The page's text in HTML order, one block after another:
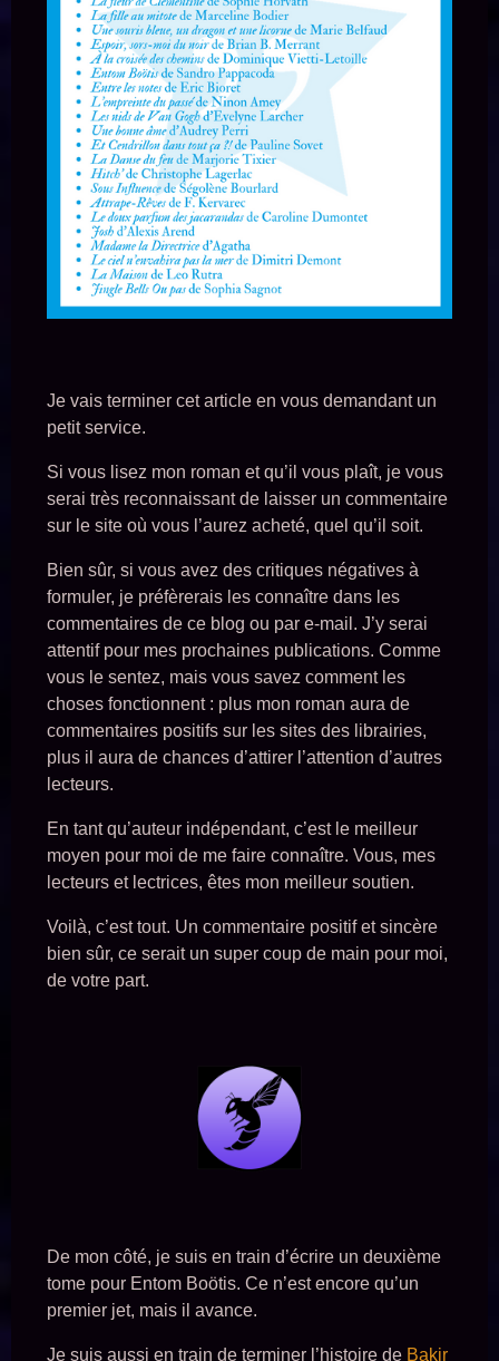
Je vais terminer cet article en vous demandant un
petit service.
Si vous lisez mon roman et qu’il vous plaît, je vous
serai très reconnaissant de laisser un commentaire
sur le site où vous l’aurez acheté, quel qu’il soit.
Bien sûr, si vous avez des critiques négatives à
formuler, je préfèrerais les connaître dans les
commentaires de ce blog ou par e-mail. J’y serai
attentif pour mes prochaines publications. Comme
vous le sentez, mais vous savez comment les
choses fonctionnent : plus mon roman aura de
commentaires positifs sur les sites des librairies,
plus il aura de chances d’attirer l’attention d’autres
lecteurs.
En tant qu’auteur indépendant, c’est le meilleur
moyen pour moi de me faire connaître. Vous, mes
lecteurs et lectrices, êtes mon meilleur soutien.
Voilà, c’est tout. Un commentaire positif et sincère
bien sûr, ce serait un super coup de main pour moi,
de votre part.
De mon côté, je suis en train d’écrire un deuxième
tome pour Entom Boötis. Ce n’est encore qu’un
premier jet, mais il avance.
Je suis aussi en train de terminer l’histoire de Bakir